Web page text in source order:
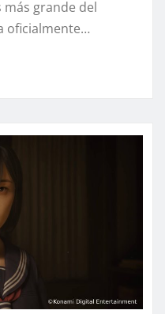
más grande del
oficialmente…